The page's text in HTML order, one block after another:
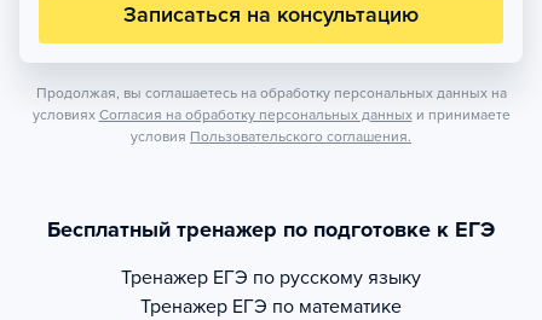
Записаться на консультацию
Продолжая, вы соглашаетесь на обработку персональных данных на
условиях Согласия на обработку персональных данных и принимаете
условия Пользовательского соглашения.
Бесплатный тренажер по подготовке к ЕГЭ
Тренажер ЕГЭ по русскому языку
Тренажер ЕГЭ по математике